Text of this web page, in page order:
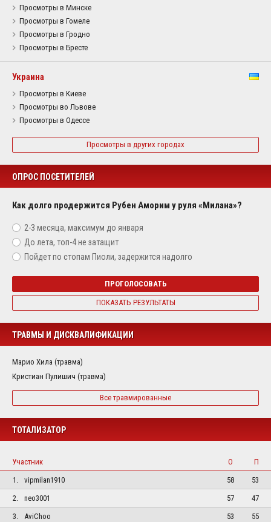
Просмотры в Минске
Просмотры в Гомеле
Просмотры в Гродно
Просмотры в Бресте
Украина
Просмотры в Киеве
Просмотры во Львове
Просмотры в Одессе
Просмотры в других городах
ОПРОС ПОСЕТИТЕЛЕЙ
Как долго продержится Рубен Аморим у руля «Милана»?
2-3 месяца, максимум до января
До лета, топ-4 не затащит
Пойдет по стопам Пиоли, задержится надолго
ПРОГОЛОСОВАТЬ
ПОКАЗАТЬ РЕЗУЛЬТАТЫ
ТРАВМЫ И ДИСКВАЛИФИКАЦИИ
Марио Хила (травма)
Кристиан Пулишич (травма)
Все травмированные
ТОТАЛИЗАТОР
Участник О
П
1.
vipmilan1910 58
53
2.
neo3001 57
47
3.
AviChoo 53 55